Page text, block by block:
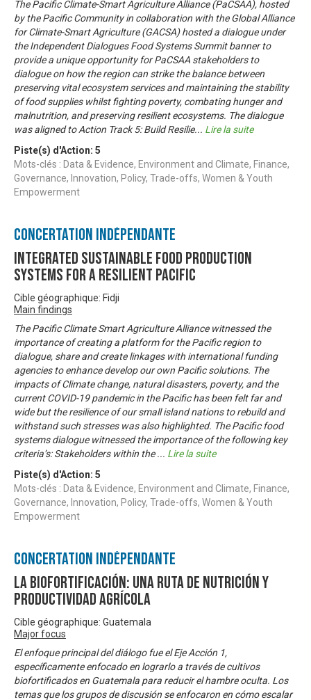
The Pacific Climate-Smart Agriculture Alliance (PaCSAA), hosted
by the Pacific Community in collaboration with the Global Alliance
for Climate-Smart Agriculture (GACSA) hosted a dialogue under
the Independent Dialogues Food Systems Summit banner to
provide a unique opportunity for PaCSAA stakeholders to
dialogue on how the region can strike the balance between
preserving vital ecosystem services and maintaining the stability
of food supplies whilst fighting poverty, combating hunger and
malnutrition, and preserving resilient ecosystems. The dialogue
was aligned to Action Track 5: Build Resilie... Lire la suite
Piste(s) d'Action: 5
Mots-clés : Data & Evidence, Environment and Climate, Finance,
Governance, Innovation, Policy, Trade-offs, Women & Youth
Empowerment
Concertation Indépendante
Integrated Sustainable Food Production
Systems for a Resilient Pacific
Cible géographique: Fidji
Main findings
The Pacific Climate Smart Agriculture Alliance witnessed the
importance of creating a platform for the Pacific region to
dialogue, share and create linkages with international funding
agencies to enhance develop our own Pacific solutions. The
impacts of Climate change, natural disasters, poverty, and the
current COVID-19 pandemic in the Pacific has been felt far and
wide but the resilience of our small island nations to rebuild and
withstand such stresses was also highlighted. The Pacific food
systems dialogue witnessed the importance of the following key
criteria’s: Stakeholders within the... Lire la suite
Piste(s) d'Action: 5
Mots-clés : Data & Evidence, Environment and Climate, Finance,
Governance, Innovation, Policy, Trade-offs, Women & Youth
Empowerment
Concertation Indépendante
La biofortificación: una ruta de nutrición y
productividad agrícola
Cible géographique: Guatemala
Major focus
El enfoque principal del diálogo fue el Eje Acción 1,
específicamente enfocado en lograrlo a través de cultivos
biofortificados en Guatemala para reducir el hambre oculta. Los
temas que los grupos de discusión se enfocaron en cómo escalar